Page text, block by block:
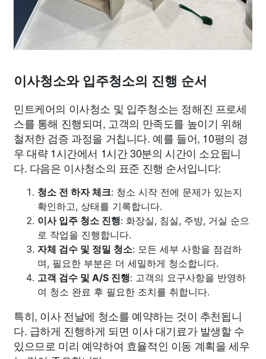
이사청소와 입주청소의 진행 순서
민트케어의 이사청소 및 입주청소는 정해진 프로세
스를 통해 진행되며, 고객의 만족도를 높이기 위해
철저한 검증 과정을 거칩니다. 예를 들어, 10평의 경
우 대략 1시간에서 1시간 30분의 시간이 소요됩니
다. 다음은 이사청소의 표준 진행 순서입니다:
청소 전 하자 체크: 청소 시작 전에 문제가 있는지
확인하고, 상태를 기록합니다.
이사 입주 청소 진행: 화장실, 침실, 주방, 거실 순으
로 작업을 진행합니다.
자체 검수 및 정밀 청소: 모든 세부 사항을 점검하
며, 필요한 부분은 더 세밀하게 청소합니다.
고객 검수 및 A/S 진행: 고객의 요구사항을 반영하
여 청소 완료 후 필요한 조치를 취합니다.
특히, 이사 전날에 청소를 예약하는 것이 추천됩니
다. 급하게 진행하게 되면 이사 대기료가 발생할 수
있으므로 미리 예약하여 효율적인 이동 계획을 세우